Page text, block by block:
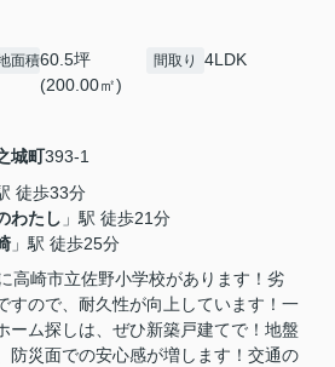
面積60.5坪
(200.00㎡)
間取り 4LDK
城町393-1
徒歩33分
わたし 」駅 徒歩21分
」駅 徒歩25分
高崎市立佐野小学校があります！劣
すので、耐久性が向上しています！一
ーム探しは、ぜひ新築戸建てで！地盤
防災面での安心感が増します！交通の